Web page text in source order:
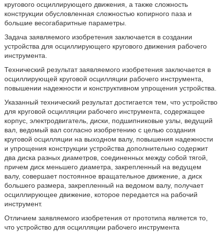
кругового осциллирующего движения, а также сложность
конструкции обусловленная сложностью копирного паза и
большие весогабаритные параметры.
Задача заявляемого изобретения заключается в создании
устройства для осциллирующего кругового движения рабочего
инструмента.
Технический результат заявляемого изобретения заключается в
осциллирующей круговой осцилляции рабочего инструмента,
повышении надежности и конструктивном упрощения устройства.
Указанный технический результат достигается тем, что устройство
для круговой осцилляции рабочего инструмента, содержащее
корпус, электродвигатель, диски, подшипниковые узлы, ведущий
вал, ведомый вал согласно изобретению с целью создания
круговой осцилляции на выходном валу, повышения надежности
и упрощения конструкции устройства дополнительно содержит
два диска разных диаметров, соединенных между собой тягой,
причем диск меньшего диаметра, закрепленный на ведущем
валу, совершает постоянное вращательное движение, а диск
большего размера, закрепленный на ведомом валу, получает
осциллирующее движение, которое передается на рабочий
инструмент.
Отличием заявляемого изобретения от прототипа является то,
что устройство для осцилляции рабочего инструмента